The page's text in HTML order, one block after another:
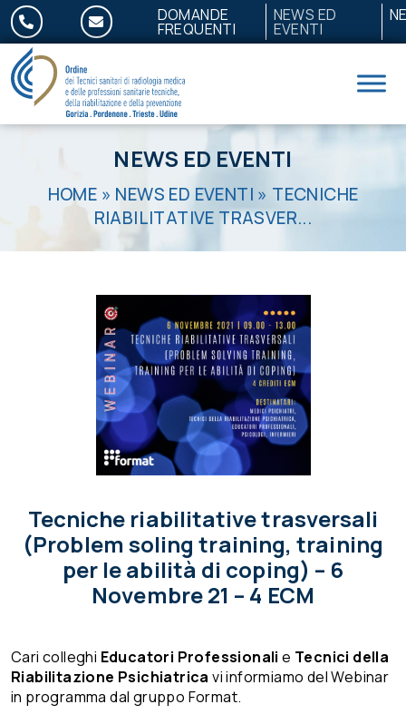
Salta al contenuto DOMANDE
FREQUENTI
NEWS ED
EVENTI
NEWS ED EVENTI
HOME » NEWS ED EVENTI » TECNICHE
RIABILITATIVE TRASVER...
Tecniche riabilitative trasversali
(Problem soling training, training
per le abilità di coping) – 6
Novembre 21 – 4 ECM
Cari colleghi Educatori Professionali e Tecnici della
Riabilitazione Psichiatrica vi informiamo del Webinar
in programma dal gruppo Format.